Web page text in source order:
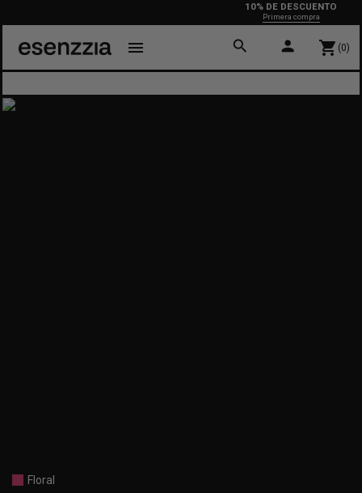
10% DE DESCUENTO
Primera compra
menu search person shopping_cart (0)
Floral